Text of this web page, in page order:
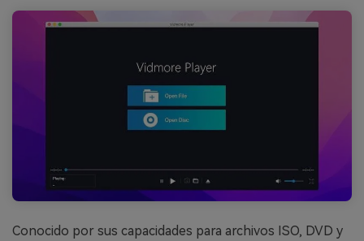
Conocido por sus capacidades para archivos ISO, DVD y